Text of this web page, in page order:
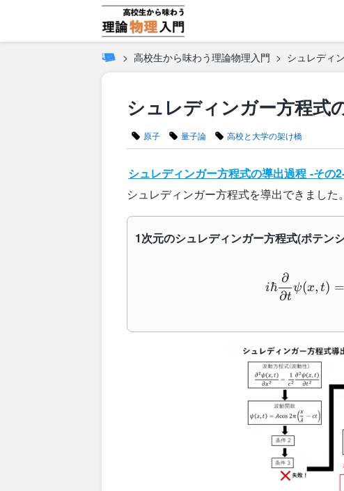
高校生から味わう理論物理入門 シュレディ
シュレディンガー方程式
原子 量子論 高校と大学の架け橋
シュレディンガー方程式の導出過程 -その
シュレディンガー方程式を導出できました。
1次元のシュレディンガー方程式(ポテン
iℏ
∂t
∂
ψ(x, t) =